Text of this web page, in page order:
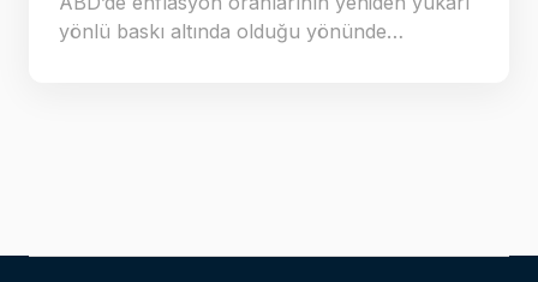
yönlü baskı altında olduğu yönünde…